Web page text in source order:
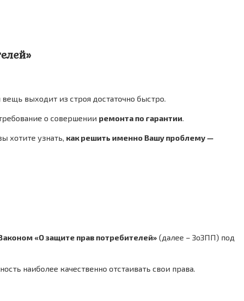
выходит из строя достаточно быстро.
о совершении ремонта по гарантии.
хотите узнать, как решить именно Вашу проблему —
«О защите прав потребителей» (далее – ЗоЗПП) под
наиболее качественно отстаивать свои права.